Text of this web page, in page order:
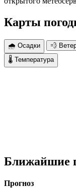
Карты
🌧 Осадки 💨
🌡 Температура
Ближайшие
Прогноз